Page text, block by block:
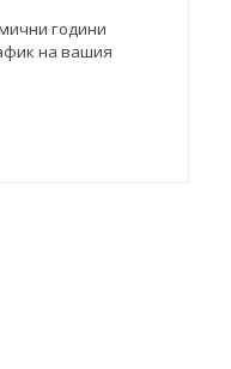
години
на вашия